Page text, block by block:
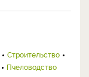
Строительство
Пчеловодство